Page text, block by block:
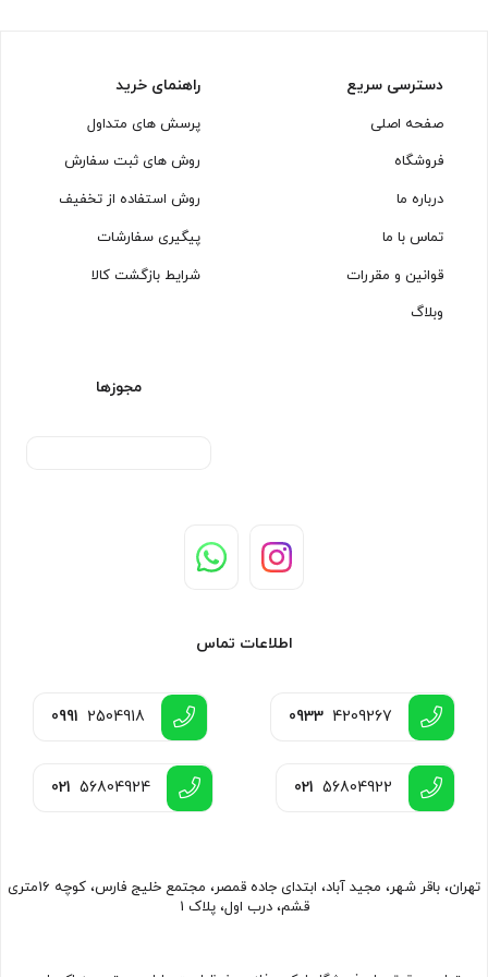
دسترسی سریع
صفحه اصلی
فروشگاه
درباره ما
تماس با ما
قوانین و مقررات
وبلاگ
راهنمای خرید
پرسش های متداول
روش های ثبت سفارش
روش استفاده از تخفیف
پیگیری سفارشات
شرایط بازگشت کالا
مجوزها
اطلاعات تماس
0933 4209267
0991 2504918
021 56804922
021 56804924
تهران، باقر شهر، مجید آباد، ابتدای جاده قمصر، مجتمع خلیج فارس، کوچه 16متری
قشم، درب اول، پلاک 1